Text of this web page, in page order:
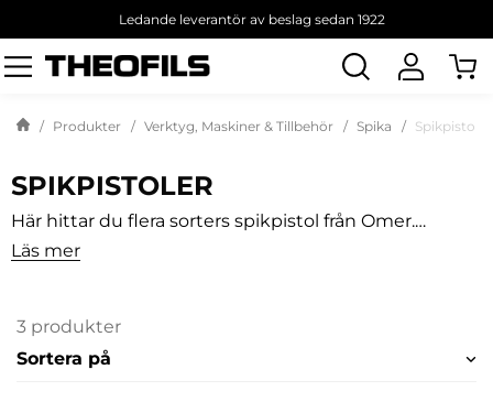
Ledande leverantör av beslag sedan 1922
Sök
produkt
Produkter Verktyg, Maskiner & Tillbehör Spika Spikpistoler
SPIKPISTOLER
Här hittar du flera sorters spikpistol från Omer.
Kvalitativa stiftverktyg och dyckertverktyg för olika
längder, från 12 till 50 mm. Den pneumatiska
Läs mer
3 produkter
Sortera på